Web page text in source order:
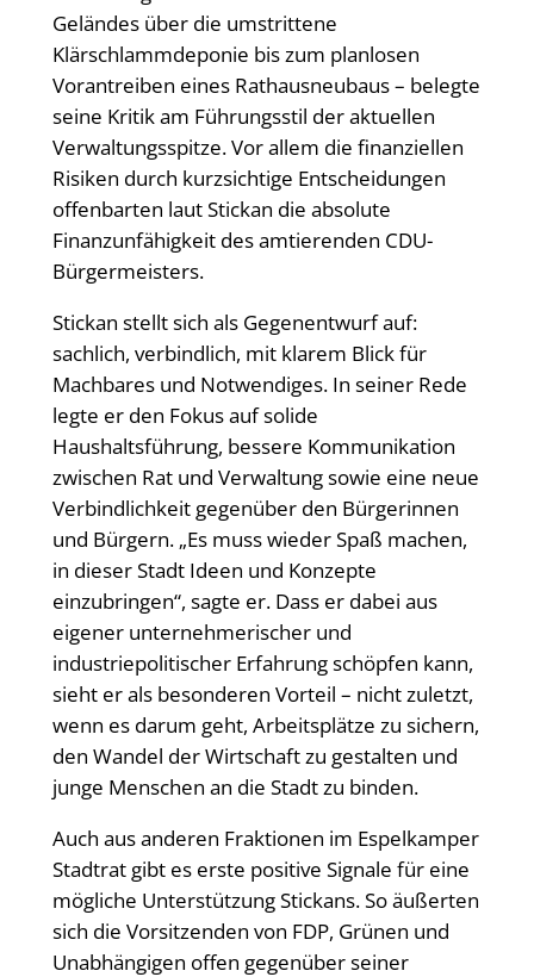
Geländes über die umstrittene
Klärschlammdeponie bis zum planlosen
Vorantreiben eines Rathausneubaus – belegte
seine Kritik am Führungsstil der aktuellen
Verwaltungsspitze. Vor allem die finanziellen
Risiken durch kurzsichtige Entscheidungen
offenbarten laut Stickan die absolute
Finanzunfähigkeit des amtierenden CDU-
Bürgermeisters.
Stickan stellt sich als Gegenentwurf auf:
sachlich, verbindlich, mit klarem Blick für
Machbares und Notwendiges. In seiner Rede
legte er den Fokus auf solide
Haushaltsführung, bessere Kommunikation
zwischen Rat und Verwaltung sowie eine neue
Verbindlichkeit gegenüber den Bürgerinnen
und Bürgern. „Es muss wieder Spaß machen,
in dieser Stadt Ideen und Konzepte
einzubringen“, sagte er. Dass er dabei aus
eigener unternehmerischer und
industriepolitischer Erfahrung schöpfen kann,
sieht er als besonderen Vorteil – nicht zuletzt,
wenn es darum geht, Arbeitsplätze zu sichern,
den Wandel der Wirtschaft zu gestalten und
junge Menschen an die Stadt zu binden.
Auch aus anderen Fraktionen im Espelkamper
Stadtrat gibt es erste positive Signale für eine
mögliche Unterstützung Stickans. So äußerten
sich die Vorsitzenden von FDP, Grünen und
Unabhängigen offen gegenüber seiner